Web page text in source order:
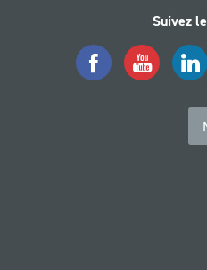
Suivez
FacebookYouTube